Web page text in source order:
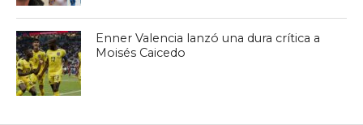
Enner Valencia lanzó una dura crítica a
Moisés Caicedo